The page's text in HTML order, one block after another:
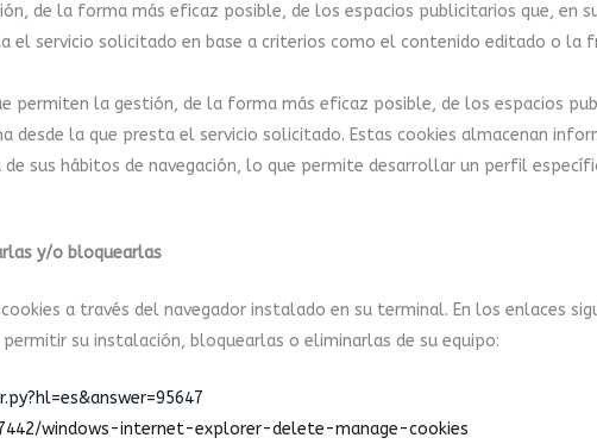
de la forma más eficaz posible, de los espacios publicitarios que, en
el servicio solicitado en base a criterios como el contenido editado o la
permiten la gestión, de la forma más eficaz posible, de los espacios
desde la que presta el servicio solicitado. Estas cookies almacenan
sus hábitos de navegación, lo que permite desarrollar un perfil
y/o bloquearlas
a través del navegador instalado en su terminal. En los enlaces
su instalación, bloquearlas o eliminarlas de su equipo:
windows-internet-explorer-delete-manage-cookies